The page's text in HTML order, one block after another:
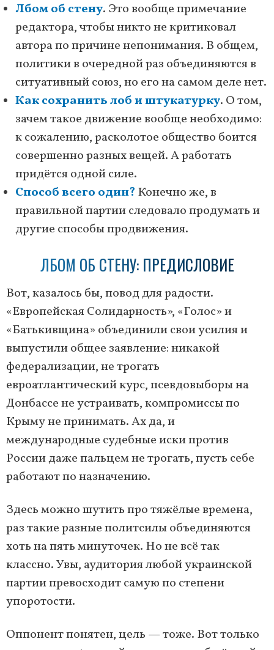
Лбом об стену. Это вообще примечание
редактора, чтобы никто не критиковал
автора по причине непонимания. В общем,
политики в очередной раз объединяются в
ситуативный союз, но его на самом деле нет.
Как сохранить лоб и штукатурку. О том,
зачем такое движение вообще необходимо:
к сожалению, расколотое общество боится
совершенно разных вещей. А работать
придётся одной силе.
Способ всего один? Конечно же, в
правильной партии следовало продумать и
другие способы продвижения.
ЛБОМ ОБ СТЕНУ: ПРЕДИСЛОВИЕ
Вот, казалось бы, повод для радости.
«Европейская Солидарность», «Голос» и
«Батькивщина» объединили свои усилия и
выпустили общее заявление: никакой
федерализации, не трогать
евроатлантический курс, псевдовыборы на
Донбассе не устраивать, компромиссы по
Крыму не принимать. Ах да, и
международные судебные иски против
России даже пальцем не трогать, пусть себе
работают по назначению.
Здесь можно шутить про тяжёлые времена,
раз такие разные политсилы объединяются
хоть на пять минуточек. Но не всё так
классно. Увы, аудитория любой украинской
партии превосходит самую по степени
упоротости.
Оппонент понятен, цель — тоже. Вот только